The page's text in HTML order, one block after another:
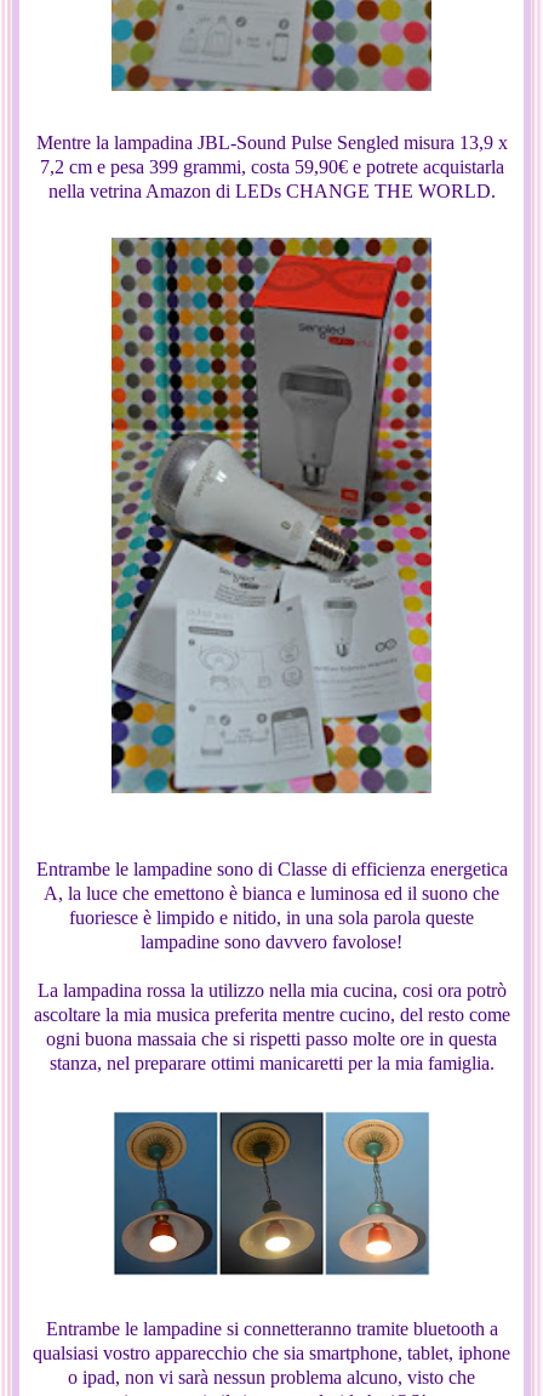
Mentre la lampadina JBL-Sound Pulse Sengled misura 13,9 x
7,2 cm e pesa 399 grammi, costa 59,90€ e potrete acquistarla
nella vetrina Amazon di LEDs CHANGE THE WORLD.
Entrambe le lampadine sono di Classe di efficienza energetica
A, la luce che emettono è bianca e luminosa ed il suono che
fuoriesce è limpido e nitido, in una sola parola queste
lampadine sono davvero favolose!
La lampadina rossa la utilizzo nella mia cucina, cosi ora potrò
ascoltare la mia musica preferita mentre cucino, del resto come
ogni buona massaia che si rispetti passo molte ore in questa
stanza, nel preparare ottimi manicaretti per la mia famiglia.
Entrambe le lampadine si connetteranno tramite bluetooth a
qualsiasi vostro apparecchio che sia smartphone, tablet, iphone
o ipad, non vi sarà nessun problema alcuno, visto che